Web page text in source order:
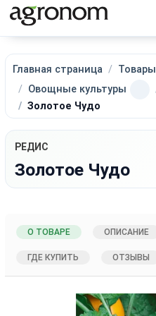
Главная страница Товары
Овощные культуры
Золотое Чудо
РЕДИС
Золотое Чудо
О ТОВАРЕ ОПИСАНИЕ
ГДЕ КУПИТЬ ОТЗЫВЫ